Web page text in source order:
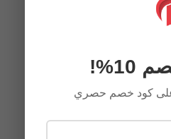
على كود خصم حصري